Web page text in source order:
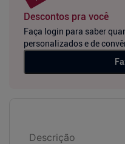
Descontos pra você
Faça login para saber
personalizados e de
Descrição